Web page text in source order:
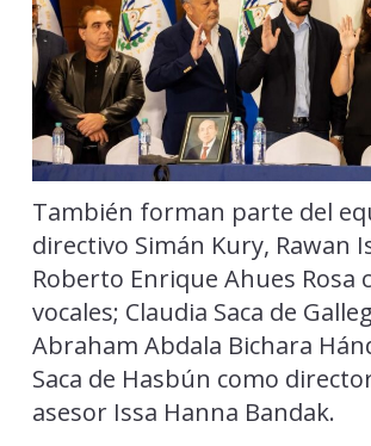
También forman parte del
directivo Simán Kury, Rawan
Roberto Enrique Ahues Rosa
vocales; Claudia Saca de
Abraham Abdala Bichara
Saca de Hasbún como
asesor Issa Hanna Bandak.